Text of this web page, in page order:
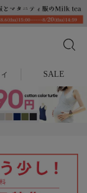
SALE